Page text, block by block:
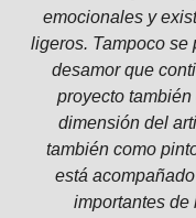
emocionales y
ligeros. Tampoco se
desamor que
proyecto
dimensión del
también como
está
importantes de